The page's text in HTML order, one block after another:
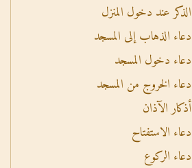
الذكر عند دخول المنزل
دعاء الذهاب إلى المسجد
دعاء دخول المسجد
دعاء الخروج من المسجد
أذكار الآذان
دعاء الاستفتاح
دعاء الركوع